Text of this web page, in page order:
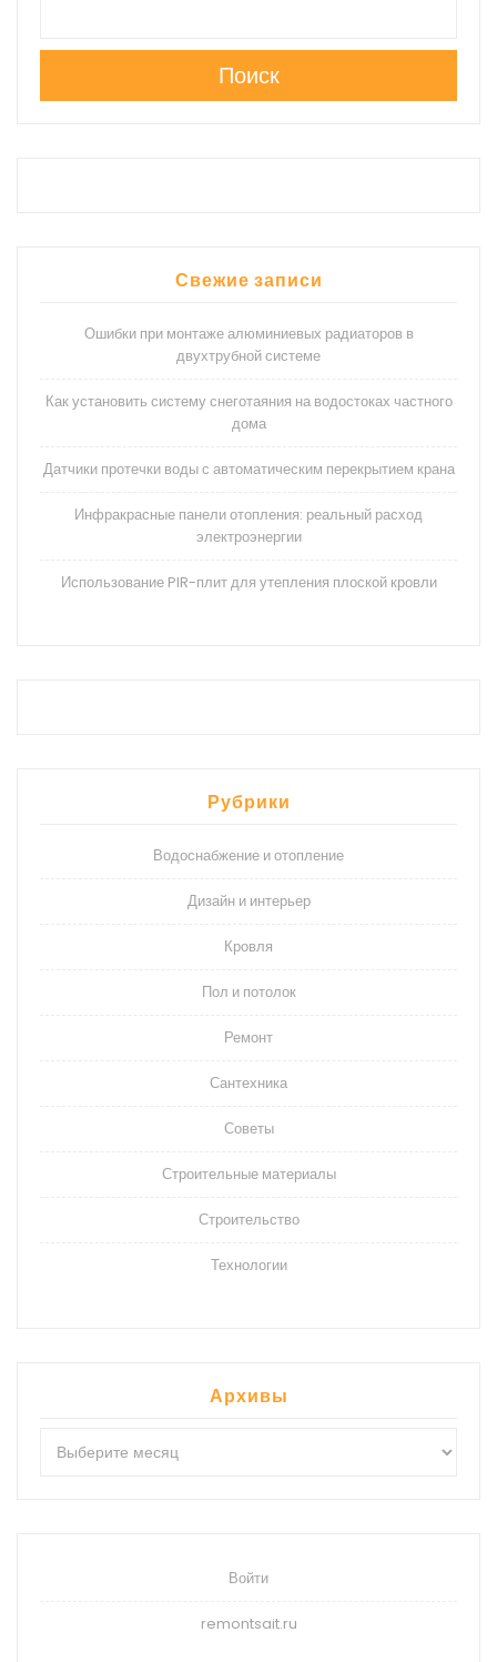
Поиск
Свежие записи
Ошибки при монтаже алюминиевых радиаторов в
двухтрубной системе
Как установить систему снеготаяния на водостоках частного
дома
Датчики протечки воды с автоматическим перекрытием крана
Инфракрасные панели отопления: реальный расход
электроэнергии
Использование PIR-плит для утепления плоской кровли
Рубрики
Водоснабжение и отопление
Дизайн и интерьер
Кровля
Пол и потолок
Ремонт
Сантехника
Советы
Строительные материалы
Строительство
Технологии
Архивы
Войти
remontsait.ru